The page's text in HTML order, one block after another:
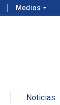
Medios arrow_drop_down
Noticias